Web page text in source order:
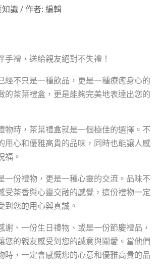
知識/ 作者: 編輯
手禮，送給親友絕對不失禮！
經不只是一種飲品，更是一種療癒身心的
的茶葉禮盒，更是能夠完美地表達出您的
物時，茶葉禮盒就是一個極佳的選擇。不
用心和優雅高貴的品味，同時也能讓人感
福。
一份禮物，更是一種心靈的交流。品味不
受茶香與心靈交融的感覺，這份禮物一定
到您的用心與真誠。
謝、一份生日禮物、或是一份節慶禮品，
您的親友感受到您的誠意與關愛。當他們
時，一定會感慨您的心意和優雅高貴的品